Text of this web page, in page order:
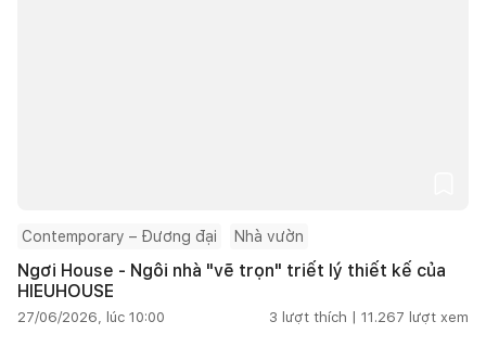
Contemporary – Đương đại Nhà vườn
Ngơi House - Ngôi nhà "vẽ trọn" triết lý thiết kế của
HIEUHOUSE
27/06/2026, lúc 10:00 3 lượt thích | 11.267 lượt xem